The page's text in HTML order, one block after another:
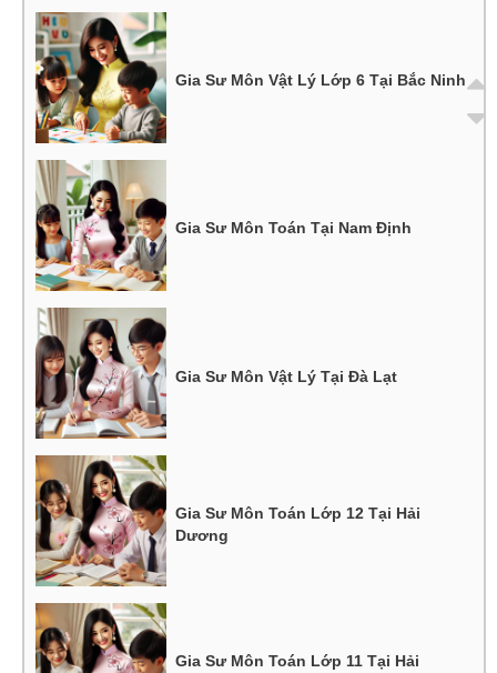
Gia Sư Môn Vật Lý Lớp 6 Tại Bắc Ninh
Gia Sư Môn Toán Tại Nam Định
Gia Sư Môn Vật Lý Tại Đà Lạt
Gia Sư Môn Toán Lớp 12 Tại Hải
Dương
Gia Sư Môn Toán Lớp 11 Tại Hải